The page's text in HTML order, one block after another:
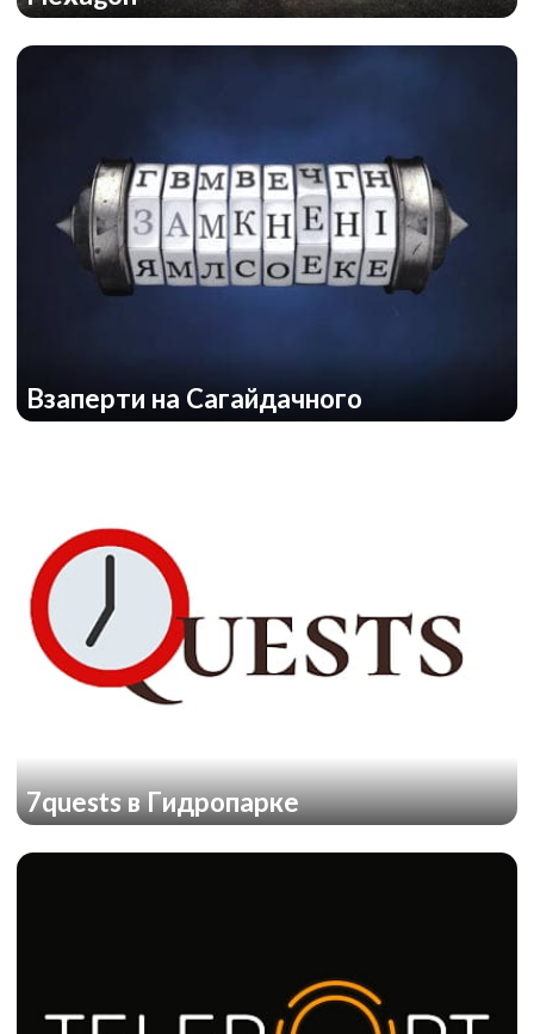
Рождественская история
U.P.
Симпсоны: потерянная серия
Взаперти на Сагайдачного
7quests в Гидропарке